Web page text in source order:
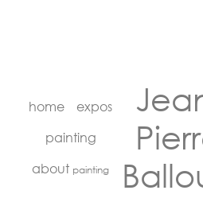
home
expos
painting
about painting